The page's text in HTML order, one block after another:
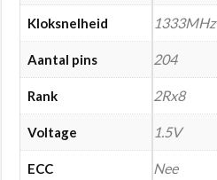
Kloksnelheid 1333MHz
Aantal pins 204
Rank 2Rx8
Voltage 1.5V
ECC Nee